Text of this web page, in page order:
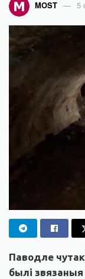
MOST 5
Паводле
былі звязаныя